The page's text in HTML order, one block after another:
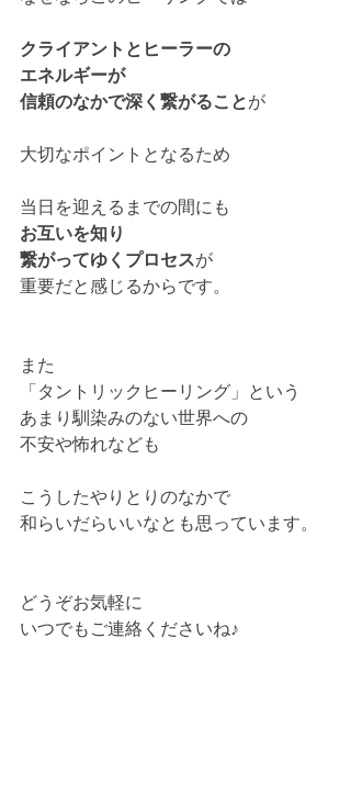
クライアントとヒーラーの
エネルギーが
信頼のなかで深く繋がることが
大切なポイントとなるため
当日を迎えるまでの間にも
お互いを知り
繋がってゆくプロセスが
重要だと感じるからです。
また
「タントリックヒーリング」という
あまり馴染みのない世界への
不安や怖れなども
こうしたやりとりのなかで
和らいだらいいなとも思っています。
どうぞお気軽に
いつでもご連絡くださいね♪